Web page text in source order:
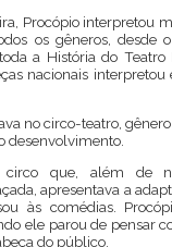
Procópio interpretou
os gêneros, desde
a História do
nacionais
no circo-teatro,
desenvolvimento.
que, além de
apresentava a
às comédias.
ele parou de pensar
do público.